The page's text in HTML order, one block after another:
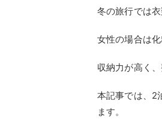
冬の旅行では
女性の場合は
収納力が高く
本記事では、2
ます。